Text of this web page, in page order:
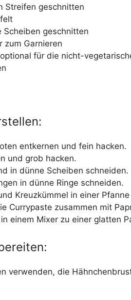
Streifen geschnitten
Scheiben geschnitten
zum Garnieren
für die nicht-
entkernen und fein hacken.
und grob hacken.
in dünne Scheiben schneiden.
in dünne Ringe schneiden.
Kreuzkümmel in einer
Currypaste zusammen mit
einem Mixer zu einer glatten
verwenden, die